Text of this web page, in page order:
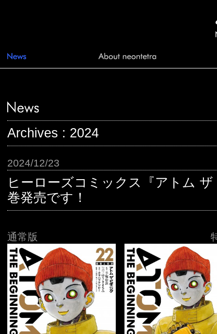
Archives : 2024
2024/12/23
ヒーローズコミックス『アトム
巻発売です！
通常版